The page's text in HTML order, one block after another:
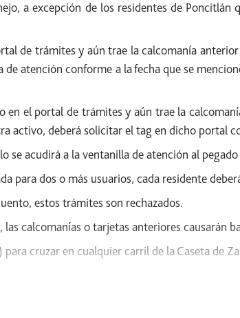
a excepción de los residentes de
de trámites y aún trae la calcomanía
atención conforme a la fecha que se
en el portal de trámites y aún trae la
activo, deberá solicitar el tag en dicho portal
se acudirá a la ventanilla de atención al
para dos o más usuarios, cada residente
estos trámites son rechazados.
calcomanías o tarjetas anteriores causarán
cruzar en cualquier carril de la Caseta de